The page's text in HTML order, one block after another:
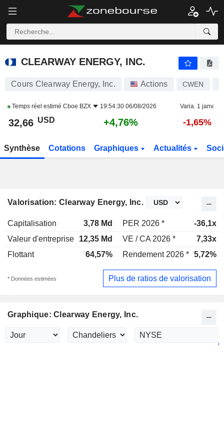
CLEARWAY ENERGY, INC.
CLEARWAY ENERGY, INC.
Cours Clearway Energy, Inc. Actions CWEN
Temps réel estimé Cboe BZX 19:54:30 06/08/2026 Varia. 1 janv.
32,66 USD +4,76% -1,65%
Synthèse Cotations Graphiques Actualités
Valorisation: Clearway Energy, Inc.
Capitalisation 3,78 Md PER 2026 *
-36,1x
Valeur d'entreprise
12,35 Md VE / CA 2026 *
7,33x
Flottant
64,57% Rendement 2026 * 5,72%
* Données estimées Plus de ratios de valorisation
Graphique: Clearway Energy, Inc.